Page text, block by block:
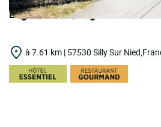
Logis Hôtels | Logis Hôtel
à 7.61 km | 57530 Silly Sur